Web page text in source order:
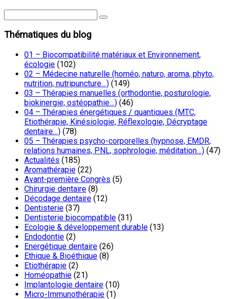
Thématiques du blog
01 – Biocompatibilité matériaux et Environnement,
écologie (102)
02 – Médecine naturelle (homéo, naturo, aroma, phyto,
nutrition, nutripuncture…) (149)
03 – Thérapies manuelles (orthodontie, posturologie,
biokinergie, ostéopathie…) (46)
04 – Thérapies énergétiques / quantiques (MTC,
Etiothérapie, Kinésiologie, Réflexologie, Décryptage
dentaire…) (78)
05 – Thérapies psycho-corporelles (hypnose, EMDR,
relations humaines, PNL, sophrologie, méditation…) (47)
Actualités (185)
Aromathérapie (22)
Avant-première Congrès (5)
Chirurgie dentaire (8)
Décodage dentaire (12)
Dentisterie (37)
Dentisterie biocompatible (31)
Ecologie & développement durable (13)
Endodontie (2)
Energétique dentaire (26)
Ethique & Bioéthique (8)
Etiothérapie (2)
Homéopathie (21)
Implantologie dentaire (10)
Micro-Immunothérapie (1)